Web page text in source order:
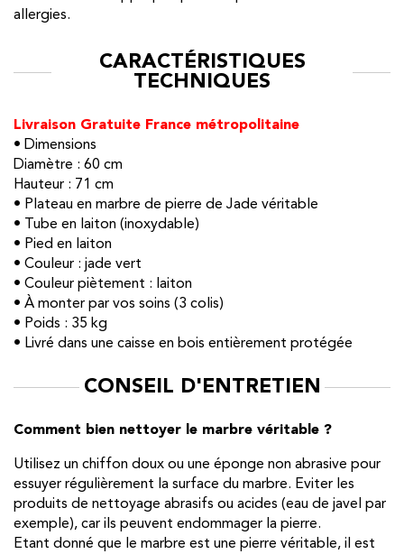
allergies.
CARACTÉRISTIQUES
TECHNIQUES
Livraison Gratuite France métropolitaine
• Dimensions
Diamètre : 60 cm
Hauteur : 71 cm
• Plateau en marbre de pierre de Jade véritable
• Tube en laiton (inoxydable)
• Pied en laiton
• Couleur : jade vert
• Couleur piètement : laiton
• À monter par vos soins (3 colis)
• Poids : 35 kg
• Livré dans une caisse en bois entièrement protégée
CONSEIL D'ENTRETIEN
Comment bien nettoyer le marbre véritable ?
Utilisez un chiffon doux ou une éponge non abrasive pour
essuyer régulièrement la surface du marbre. Eviter les
produits de nettoyage abrasifs ou acides (eau de javel par
exemple), car ils peuvent endommager la pierre.
Etant donné que le marbre est une pierre véritable, il est